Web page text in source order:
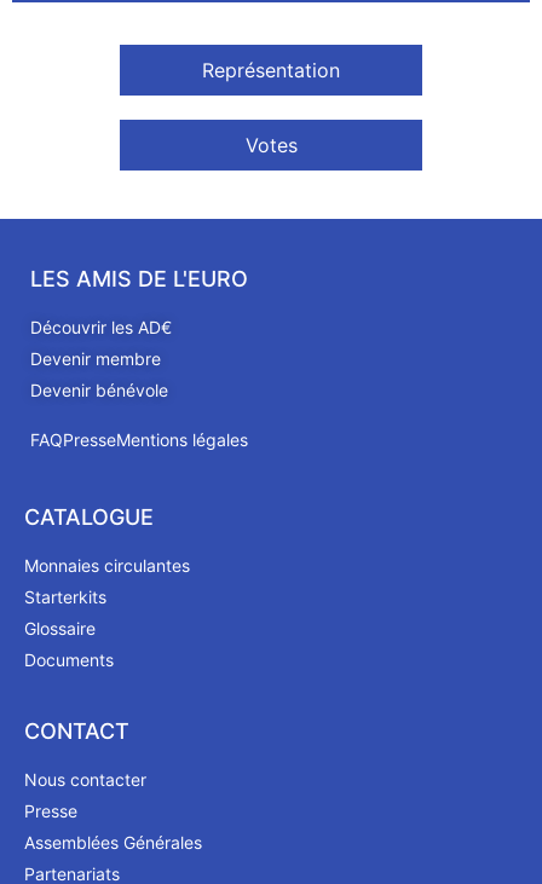
Représentation
Votes
LES AMIS DE L'EURO
Découvrir les AD€
Devenir membre
Devenir bénévole
FAQPresseMentions légales
CATALOGUE
Monnaies circulantes
Starterkits
Glossaire
Documents
CONTACT
Nous contacter
Presse
Assemblées Générales
Partenariats